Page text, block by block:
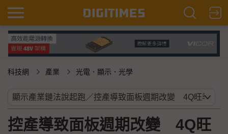
科技網 產業 光電．顯示．光學
控產導致面板週期改變 4Q旺